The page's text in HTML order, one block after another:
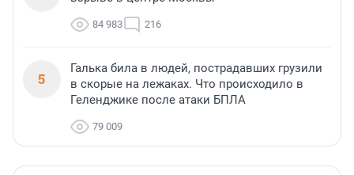
84 983 216
5
Галька била в людей, пострадавших грузили
в скорые на лежаках. Что происходило в
Геленджике после атаки БПЛА
79 009